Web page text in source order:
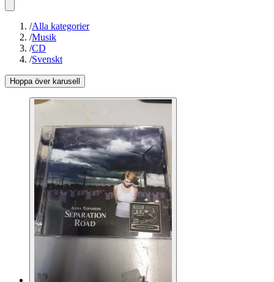
/Alla kategorier
/Musik
/CD
/Svenskt
Hoppa över karusell